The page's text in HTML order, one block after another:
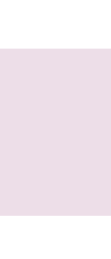
springen